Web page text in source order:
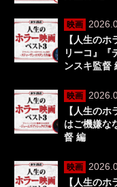
映画
【人生の
リーコ』『
ンスキ監督
映画
【人生の
はご機嫌な
督 編
映画
【人生の